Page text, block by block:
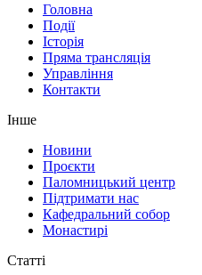
Головна
Події
Історія
Пряма трансляція
Управління
Контакти
Інше
Новини
Проєкти
Паломницький центр
Підтримати нас
Кафедральний собор
Монастирі
Статті